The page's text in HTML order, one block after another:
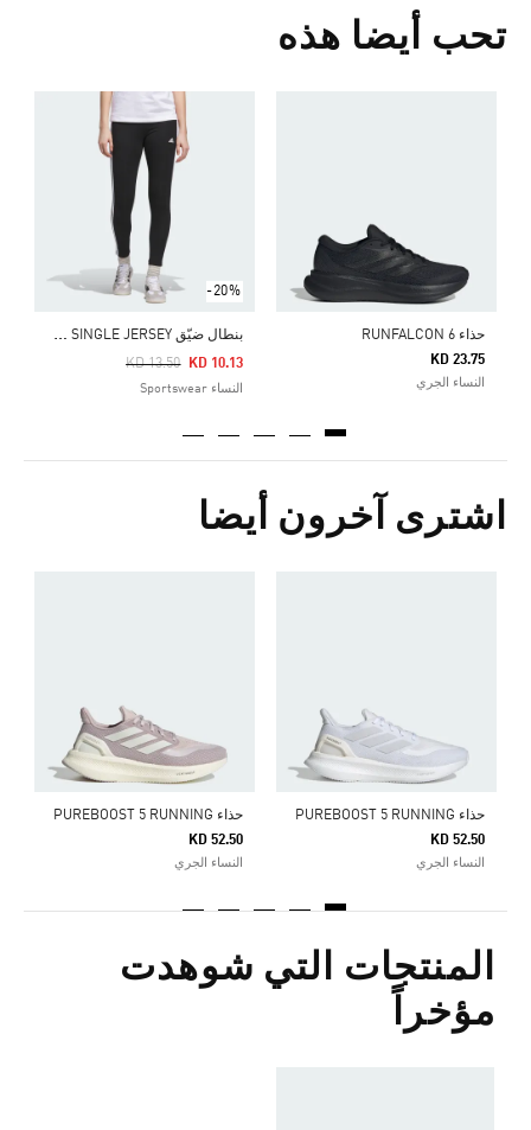
تحب أيضا هذه
حذاء RUNFALCON 6
KD 23.75
النساء الجري
-20%
ب
نطال ضيّق ESSENTIALS 3-STRIPES HIGH-WAISTED SINGLE JERSEY
Price Reduced From
KD 13.50
To KD 10.13
النساء Sportswear
Price Reduced From
To
اشترى آخرون أيضا
حذاء PUREBOOST 5 RUNNING
KD 52.50
النساء الجري
حذاء PUREBOOST 5 RUNNING
KD 52.50
النساء الجري
المنتجات التي شوهدت
مؤخراً